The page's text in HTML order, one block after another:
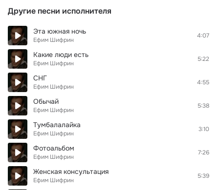
Другие песни исполнителя
Эта южная ночь
Ефим Шифрин
4:07
Какие люди есть
Ефим Шифрин
5:22
СНГ
Ефим Шифрин
4:55
Обычай
Ефим Шифрин
5:38
Тумбалалайка
Ефим Шифрин
3:10
Фотоальбом
Ефим Шифрин
7:26
Женская консультация
Ефим Шифрин
5:39